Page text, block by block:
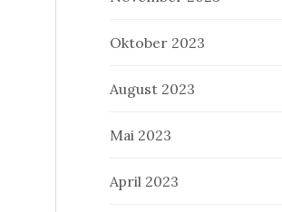
Oktober 2023
August 2023
Mai 2023
April 2023